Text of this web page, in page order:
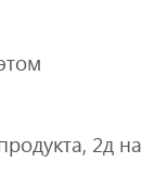
2д на